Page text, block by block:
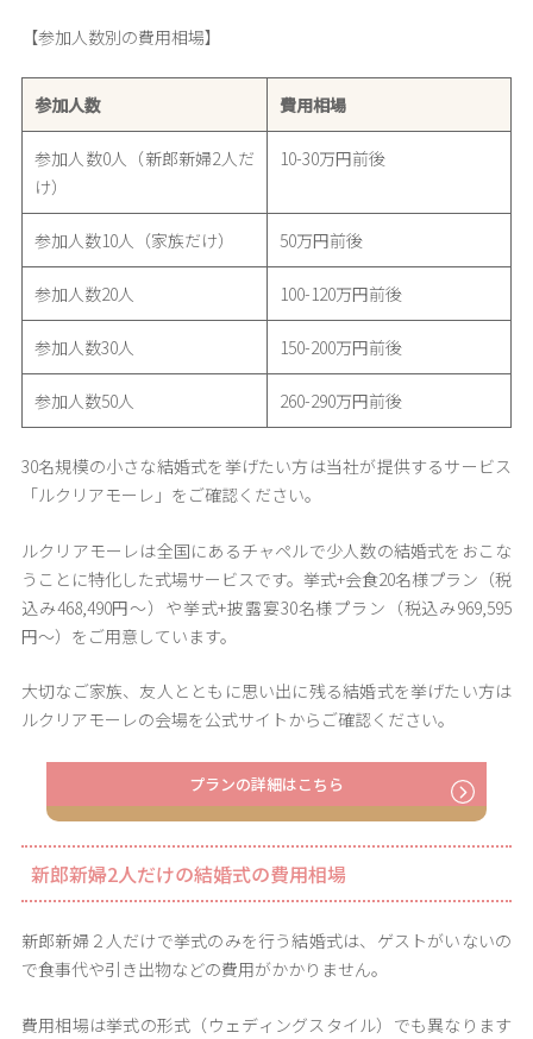
【参加人数別の費用相場】
参加人数 費用相場
参加人数0人（新郎新婦2人だ
け）
10-30万円前後
参加人数10人（家族だけ） 50万円前後
参加人数20人 100-120万円前後
参加人数30人 150-200万円前後
参加人数50人 260-290万円前後
30名規模の小さな結婚式を挙げたい方は当社が提供するサービス
「ルクリアモーレ」をご確認ください。
ルクリアモーレは全国にあるチャペルで少人数の結婚式をおこな
うことに特化した式場サービスです。挙式+会食20名様プラン（税
込み468,490円〜）や挙式+披露宴30名様プラン（税込み969,595
円〜）をご用意しています。
大切なご家族、友人とともに思い出に残る結婚式を挙げたい方は
ルクリアモーレの会場を公式サイトからご確認ください。
プランの詳細はこちら
新郎新婦2人だけの結婚式の費用相場
新郎新婦２人だけで挙式のみを行う結婚式は、ゲストがいないの
で食事代や引き出物などの費用がかかりません。
費用相場は挙式の形式（ウェディングスタイル）でも異なります